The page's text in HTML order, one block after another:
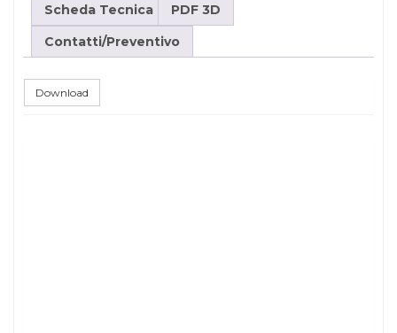
Scheda Tecnica
PDF 3D
Contatti/Preventivo
Download